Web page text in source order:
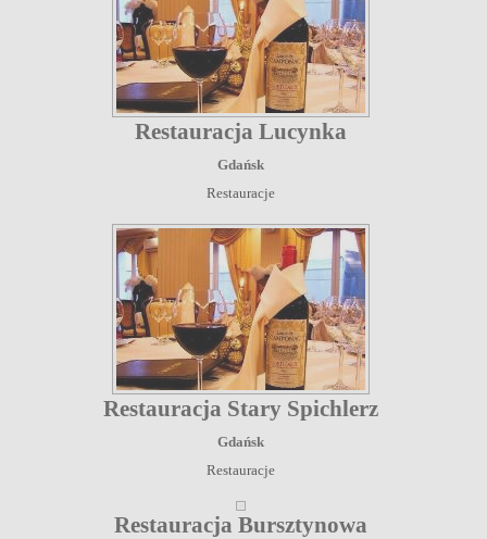
Restauracja Lucynka
Gdańsk
Restauracje
Restauracja Stary Spichlerz
Gdańsk
Restauracje
Restauracja Bursztynowa